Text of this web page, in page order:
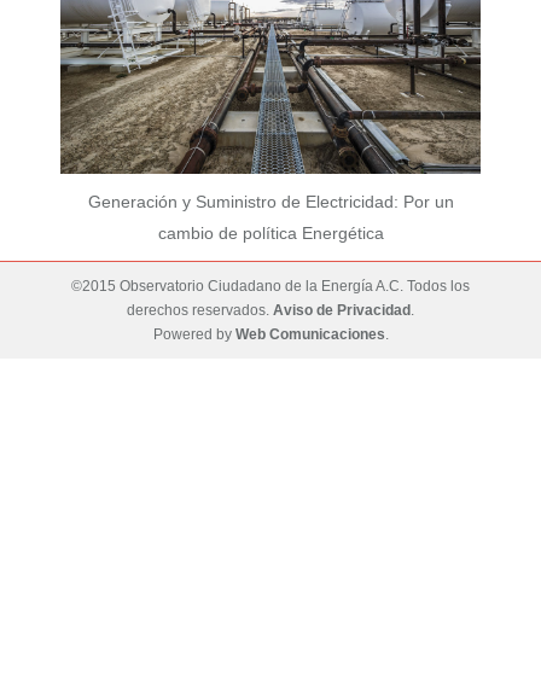
Generación y Suministro de Electricidad: Por un
cambio de política Energética
©2015 Observatorio Ciudadano de la Energía A.C. Todos los
derechos reservados. Aviso de Privacidad
Powered by Web Comunicaciones